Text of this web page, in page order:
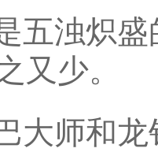
五浊炽
又少。
大师和